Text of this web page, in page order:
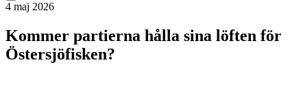
4 maj 2026
Kommer partierna hålla sina löften för
Östersjöfisken?